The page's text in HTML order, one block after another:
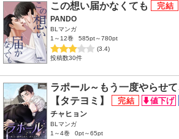
この想い届かなくても
PANDO
BLマンガ
1～12巻
585pt～780pt
(3.4)
投稿数30件
ラポール～もう一度やらせ
【タテヨミ】
チャヒョン
BLマンガ
1～4巻
0pt～65pt